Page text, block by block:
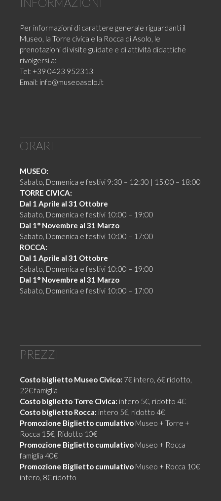
Per informazioni di carattere generale riguardanti il
Museo, la Torre civica e la Rocca di Asolo, le
prenotazioni di visite guidate e di attività didattiche
rivolgersi a:
Tel: +39 0423 952313
Email: info@museoasolo.it
ORARI
MUSEO:
Sabato, Domenica e festivi 9:30 – 12:30 | 15:00 – 18:00
TORRE CIVICA:
Dal 1 Aprile al 31 Ottobre
Sabato, Domenica e festivi 10:00 – 19:00
Dal 1° Novembre al 31 Marzo
Sabato, Domenica e festivi 10:00 – 17:00
ROCCA:
Dal 1 Aprile al 31 Ottobre
Sabato, Domenica e festivi 10:00 – 19:00
Dal 1° Novembre al 31 Marzo
Sabato, Domenica e festivi 10:00 – 17:00
PREZZI
Costo biglietto Museo Civico: 7€ intero, 6€ ridotto,
22€ famiglia
Costo biglietto Torre Civica: intero 5€, ridotto 4€
Costo biglietto Rocca: intero 5€, ridotto 4€
Promozione Biglietto cumulativo Museo + Torre +
Rocca 15€, Ridotto 10€
Promozione Biglietto cumulativo Museo + Rocca
famiglia 40€
Promozione Biglietto cumulativo Museo + Rocca 10€
intero, 8€ ridotto